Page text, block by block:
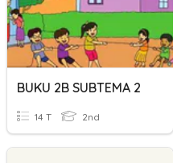
BUKU 2B SUBTEMA 2
14 T 2nd